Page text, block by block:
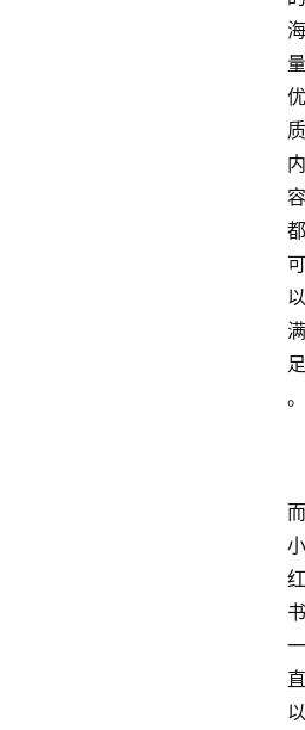
海
量
优
质
内
容
都
可
以
满
足
。
而
小
红
书
一
直
以